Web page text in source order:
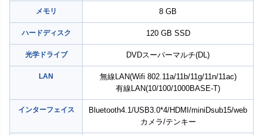
メモリ 8 GB
ハードディスク 120 GB SSD
光学ドライブ DVDスーパーマルチ(DL)
LAN
無線LAN(Wifi 802.11a/11b/11g/11n/11ac)
有線LAN(10/100/1000BASE-T)
インターフェイス
Bluetooth4.1/USB3.0*4/HDMI/miniDsub15/web
カメラ/テンキー